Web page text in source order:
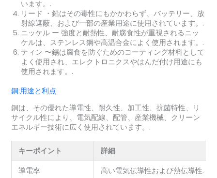
います。.
リード ・鉛はその毒性にもかかわらず、バッテリー、放
射線遮蔽、および一部の産業用途に使用されています。.
ニッケルー 強度と耐熱性、耐腐食性が重視されるニッ
ケルは、ステンレス鋼や高温合金によく使用されます。.
ティン 〜錫は腐食を防ぐためのコーティング材料として
よく使用され、エレクトロニクスやはんだ付け用途にも
使用されます。.
銅:用途と利点
銅は、その優れた導電性、耐久性、加工性、抗菌特性、リ
サイクル性により、電気配線、配管、産業機械、クリーン
エネルギー技術に広く使用されています。.
キーポイント 詳細
導電率 高い電気伝導性および熱伝導性.